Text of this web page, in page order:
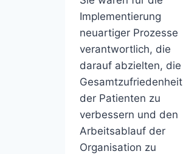
Implementierung
neuartiger Prozesse
verantwortlich, die
darauf abzielten, die
Gesamtzufriedenheit
der Patienten zu
verbessern und den
Arbeitsablauf der
Organisation zu